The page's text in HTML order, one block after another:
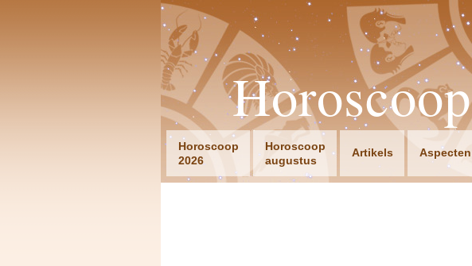
Horoscoop
Horoscoop
2026
Horoscoop
augustus
Artikels Aspecten